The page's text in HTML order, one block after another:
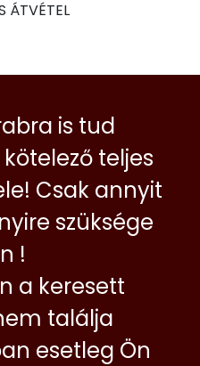
ÁTVÉTEL
is tud
teljes
Csak annyit
szüksége
!
a keresett
találja
esetleg Ön